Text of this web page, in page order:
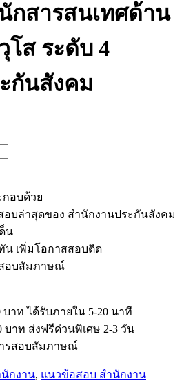
กสารสนเทศด้าน
โส ระดับ 4
กันสังคม
กอบด้วย
บล่าสุดของ สำนักงานประกันสังคม
น
น เพิ่มโอกาสสอบติด
สอบสัมภาษณ์
บาท ได้รับภายใน 5-20 นาที
บาท ส่งฟรีด่วนพิเศษ 2-3 วัน
รสอบสัมภาษณ์
กงาน, แนวข้อสอบ สำนักงาน